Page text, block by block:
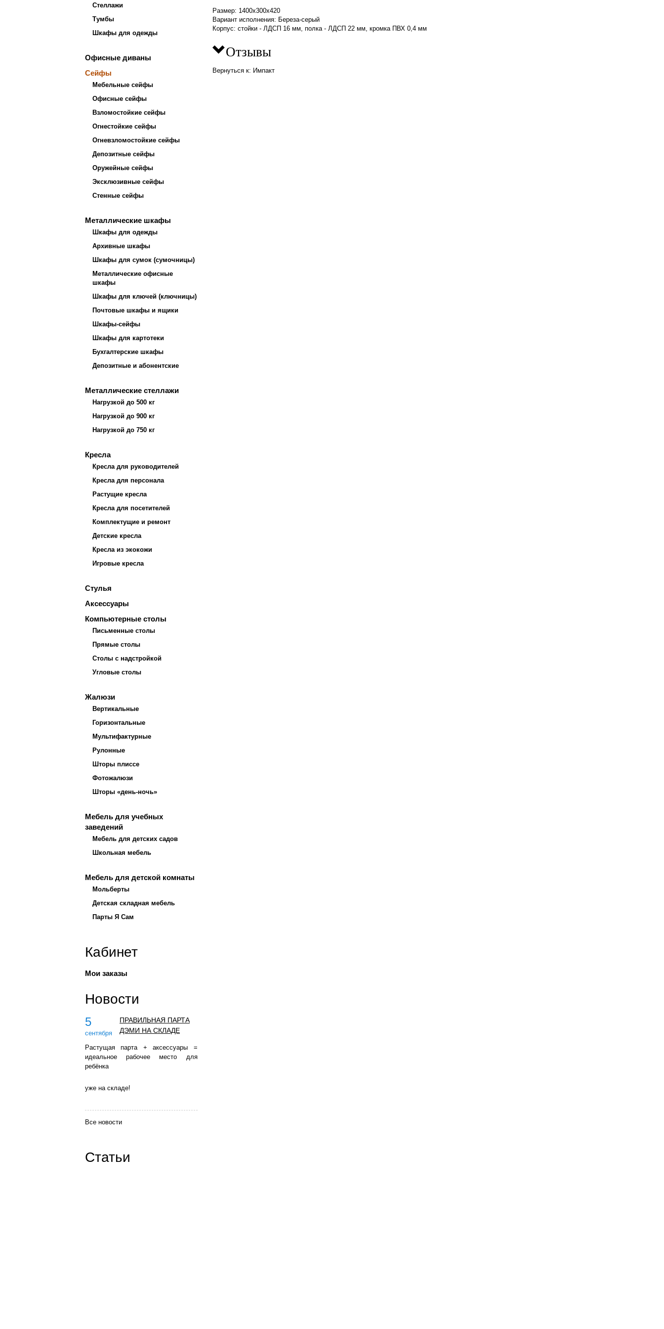
Размер: 1400х300х420
Вариант исполнения: Береза-серый
Корпус: стойки - ЛДСП 16 мм, полка - ЛДСП 22 мм, кромка ПВХ 0,4 мм
Отзывы
Вернуться к: Импакт
Стеллажи
Тумбы
Шкафы для одежды
Офисные диваны
Сейфы
Мебельные сейфы
Офисные сейфы
Взломостойкие сейфы
Огнестойкие сейфы
Огневзломостойкие сейфы
Депозитные сейфы
Оружейные сейфы
Эксклюзивные сейфы
Стенные сейфы
Металлические шкафы
Шкафы для одежды
Архивные шкафы
Шкафы для сумок (сумочницы)
Металлические офисные
шкафы
Шкафы для ключей (ключницы)
Почтовые шкафы и ящики
Шкафы-сейфы
Шкафы для картотеки
Бухгалтерские шкафы
Депозитные и абонентские
Металлические стеллажи
Нагрузкой до 500 кг
Нагрузкой до 900 кг
Нагрузкой до 750 кг
Кресла
Кресла для руководителей
Кресла для персонала
Растущие кресла
Кресла для посетителей
Комплектущие и ремонт
Детские кресла
Кресла из экокожи
Игровые кресла
Стулья
Аксессуары
Компьютерные столы
Письменные столы
Прямые столы
Столы с надстройкой
Угловые столы
Жалюзи
Вертикальные
Горизонтальные
Мультифактурные
Рулонные
Шторы плиссе
Фотожалюзи
Шторы «день-ночь»
Мебель для учебных
заведений
Мебель для детских садов
Школьная мебель
Мебель для детской комнаты
Мольберты
Детская складная мебель
Парты Я Сам
Кабинет
Мои заказы
Новости
5
сентября
ПРАВИЛЬНАЯ ПАРТА
ДЭМИ НА СКЛАДЕ
Растущая парта + аксессуары =
идеальное рабочее место для
ребёнка
уже на складе!
Все новости
Статьи